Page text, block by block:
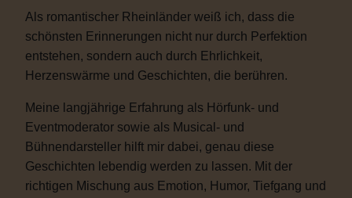
Als romantischer Rheinländer weiß ich, dass die
schönsten Erinnerungen nicht nur durch Perfektion
entstehen, sondern auch durch Ehrlichkeit,
Herzenswärme und Geschichten, die berühren.
Meine langjährige Erfahrung als Hörfunk- und
Eventmoderator sowie als Musical- und
Bühnendarsteller hilft mir dabei, genau diese
Geschichten lebendig werden zu lassen. Mit der
richtigen Mischung aus Emotion, Humor, Tiefgang und